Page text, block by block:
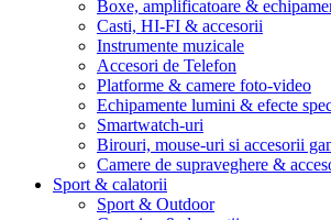
Boxe, amplificatoare &
Casti, HI-FI & accesorii
Instrumente muzicale
Accesori de Telefon
Platforme & camere foto-video
Echipamente lumini & efecte
Smartwatch-uri
Birouri, mouse-uri si accesorii
Camere de supraveghere &
Sport & calatorii
Sport & Outdoor